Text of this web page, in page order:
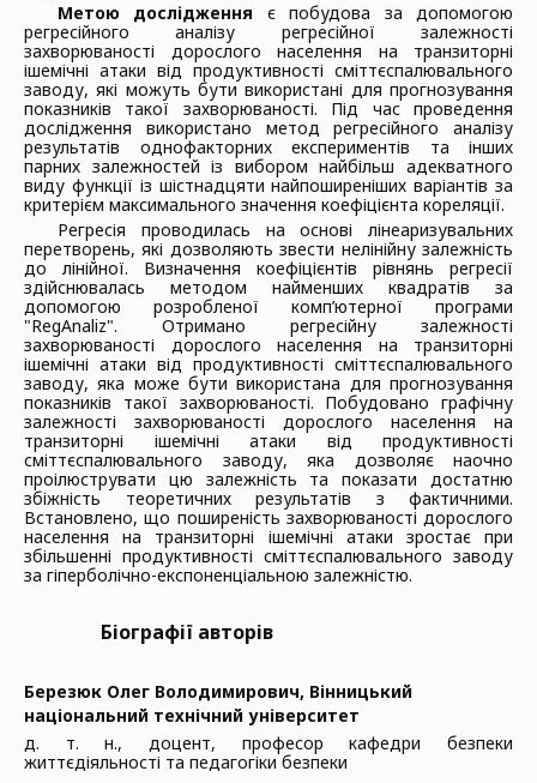
Метою дослідження є побудова за допомогою
регресійного аналізу регресійної залежності
захворюваності дорослого населення на транзиторні
ішемічні атаки від продуктивності сміттєспалювального
заводу, які можуть бути використані для прогнозування
показників такої захворюваності. Під час проведення
дослідження використано метод регресійного аналізу
результатів однофакторних експериментів та інших
парних залежностей із вибором найбільш адекватного
виду функції із шістнадцяти найпоширеніших варіантів за
критерієм максимального значення коефіцієнта кореляції.
Регресія проводилась на основі лінеаризувальних
перетворень, які дозволяють звести нелінійну залежність
до лінійної. Визначення коефіцієнтів рівнянь регресії
здійснювалась методом найменших квадратів за
допомогою розробленої комп’ютерної програми
"RegAnaliz". Отримано регресійну залежності
захворюваності дорослого населення на транзиторні
ішемічні атаки від продуктивності сміттєспалювального
заводу, яка може бути використана для прогнозування
показників такої захворюваності. Побудовано графічну
залежності захворюваності дорослого населення на
транзиторні ішемічні атаки від продуктивності
сміттєспалювального заводу, яка дозволяє наочно
проілюструвати цю залежність та показати достатню
збіжність теоретичних результатів з фактичними.
Встановлено, що поширеність захворюваності дорослого
населення на транзиторні ішемічні атаки зростає при
збільшенні продуктивності сміттєспалювального заводу
за гіперболічно-експоненціальною залежністю.
Біографії авторів
Березюк Олег Володимирович, Вінницький
національний технічний університет
д. т. н., доцент, професор кафедри безпеки
життєдіяльності та педагогіки безпеки